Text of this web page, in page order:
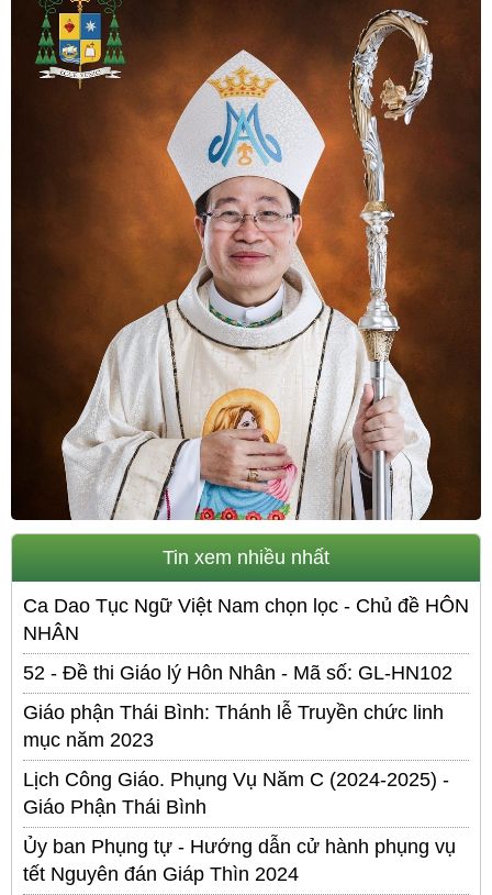
Tin xem nhiều nhất
Ca Dao Tục Ngữ Việt Nam chọn lọc - Chủ đề HÔN
NHÂN
52 - Đề thi Giáo lý Hôn Nhân - Mã số: GL-HN102
Giáo phận Thái Bình: Thánh lễ Truyền chức linh
mục năm 2023
Lịch Công Giáo. Phụng Vụ Năm C (2024-2025) -
Giáo Phận Thái Bình
Ủy ban Phụng tự - Hướng dẫn cử hành phụng vụ
tết Nguyên đán Giáp Thìn 2024